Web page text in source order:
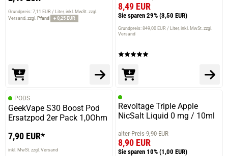
Grundpreis: 7,11 EUR / Liter inkl. MwSt. zzgl.
Versand zzgl. Pfand + 0,25 EUR
8,49 EUR
Sie sparen 29% (3,50 EUR)
Grundpreis: 849,00 EUR / Liter inkl. MwSt. zzgl.
Versand
PODS
GeekVape S30 Boost Pod
Ersatzpod 2er Pack 1,0Ohm
7,90 EUR*
inkl. MwSt. zzgl. Versand
Revoltage Triple Apple
NicSalt Liquid 0 mg / 10ml
alter Preis 9,90 EUR
8,90 EUR
Sie sparen 10% (1,00 EUR)